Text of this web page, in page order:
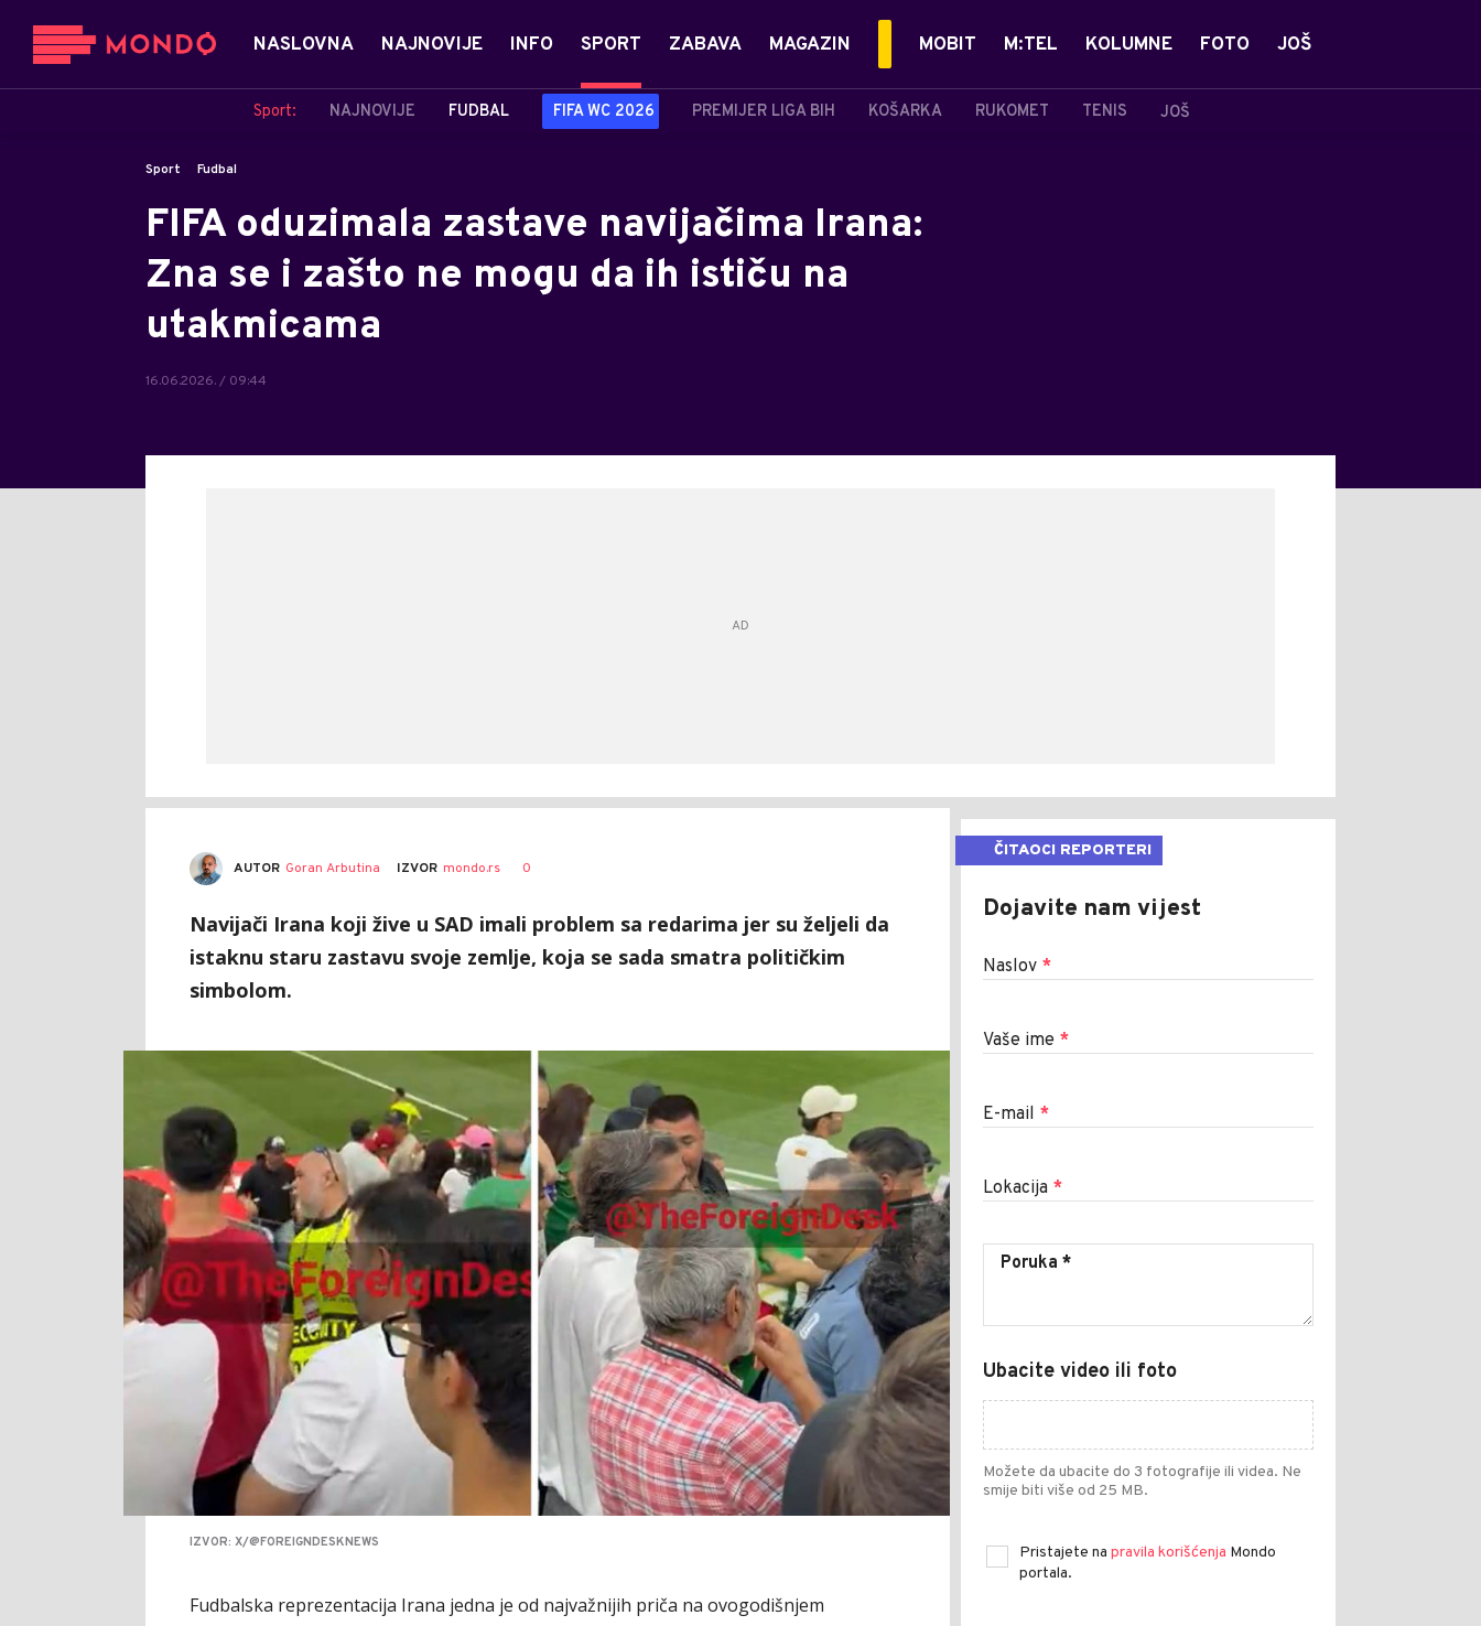
NASLOVNA NAJNOVIJE INFO SPORT
Sport: NAJNOVIJE FUDBAL FIFA WC 2026 PREMIJER LIGA BIH KOŠARKA RUKOMET TENIS JOŠ
ZABAVA MAGAZIN MOBIT M:TEL KOLUMNE FOTO JOŠ
Sport Fudbal
FIFA oduzimala zastave navijačima Irana:
Zna se i zašto ne mogu da ih ističu na
utakmicama
16.06.2026. / 09:44
AUTOR Goran Arbutina IZVOR mondo.rs 0
Navijači Irana koji žive u SAD imali problem sa redarima jer su željeli da
istaknu staru zastavu svoje zemlje, koja se sada smatra političkim
simbolom.
IZVOR: X/@FOREIGNDESKNEWS
Fudbalska reprezentacija Irana jedna je od najvažnijih priča na ovogodišnjem
ČITAOCI REPORTERI
Dojavite nam vijest
Naslov *
Vaše ime *
E-mail *
Lokacija *
Ubacite video ili foto
Možete da ubacite do 3 fotografije ili videa. Ne
smije biti više od 25 MB.
Pristajete na pravila korišćenja Mondo
portala.